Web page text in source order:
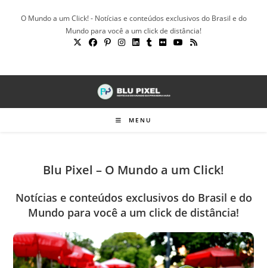
O Mundo a um Click! - Notícias e conteúdos exclusivos do Brasil e do
Mundo para você a um click de distância!
MENU
Blu Pixel – O Mundo a um Click!
Notícias e conteúdos exclusivos do Brasil e do
Mundo para você a um click de distância!